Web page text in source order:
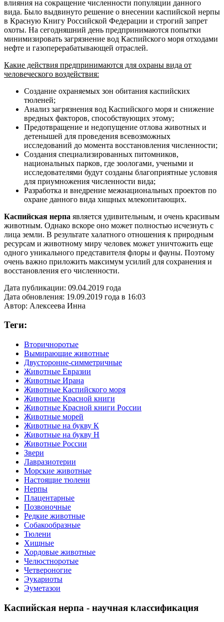
влияния на сокращение численности популяции данного
вида. Было выдвинуто решение о внесении каспийской нерпы
в Красную Книгу Российской Федерации и строгий запрет
охоты. На сегодняшний день предпринимаются попытки
минимизировать загрязнение вод Каспийского моря отходами
нефте и газоперерабатывающей отраслей.
Какие действия предпринимаются для охраны вида от
человеческого воздействия:
Создание охраняемых зон обитания каспийских
тюленей;
Анализ загрязнения вод Каспийского моря и снижение
вредных факторов, способствующих этому;
Предотвращение и недопущение отлова животных и
детенышей для проведения всевозможных
исследований до момента восстановления численности;
Создания специализированных питомников,
национальных парков, где зоологами, учеными и
исследователями будут созданы благоприятные условия
для приумножения численности вида;
Разработка и внедрение межнациональных проектов по
охране данного вида хищных млекопитающих.
Каспийская нерпа является удивительным, и очень красивым
животным. Однако вскоре оно может полностью исчезнуть с
лица земли. В результате халатного отношения к природным
ресурсам и животному миру человек может уничтожить еще
одного уникального представителя флоры и фауны. Поэтому
очень важно приложить максимум усилий для сохранения и
восстановления его численности.
Дата публикации: 09.04.2019 года
Дата обновления: 19.09.2019 года в 16:03
Автор: Алексеева Инна
Теги:
Вторичноротые
Вымирающие животные
Двусторонне-симметричные
Животные Евразии
Животные Ирана
Животные Каспийского моря
Животные Красной книги
Животные Красной книги России
Животные морей
Животные на букву К
Животные на букву Н
Животные России
Звери
Лавразиотерии
Морские животные
Настоящие тюлени
Нерпы
Плацентарные
Позвоночные
Редкие животные
Собакообразные
Тюлени
Хищные
Хордовые животные
Челюстноротые
Четвероногие
Эукариоты
Эуметазои
Каспийская нерпа - научная классификация